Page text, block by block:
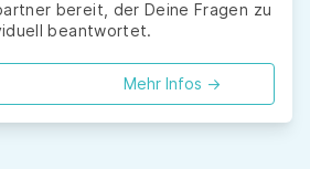
bereit, der Deine Fragen zu
beantwortet.
Mehr Infos ->